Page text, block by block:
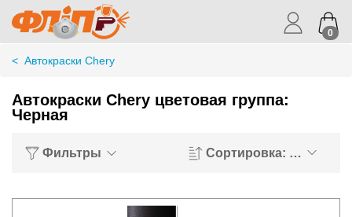
0
< Автокраски Chery
Автокраски Chery цветовая группа:
Черная
Фильтры Сортировка: Хиты